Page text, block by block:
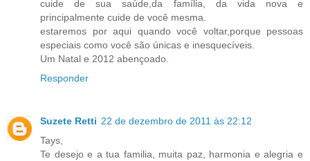
cuide de sua saúde,da família, da vida nova e
principalmente cuide de você mesma.
estaremos por aqui quando você voltar,porque pessoas
especiais como você são únicas e inesquecíveis.
Um Natal e 2012 abençoado.
Responder
Suzete Retti 22 de dezembro de 2011 às 22:12
Tays,
Te desejo e a tua familia, muita paz, harmonia e alegria e